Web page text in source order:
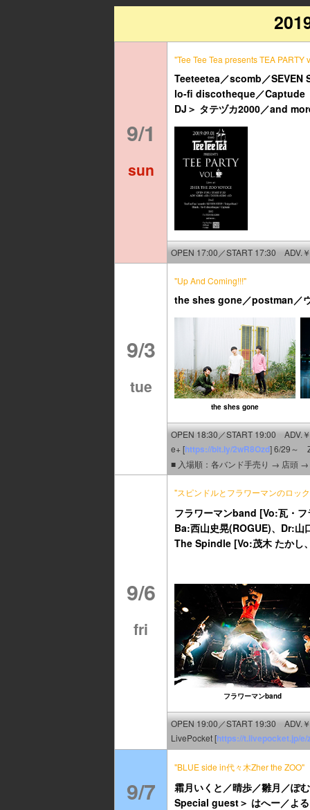
9/1
sun
"Tee Tee Tea presents TEA PARTY
Teeteetea／scomb／SEVEN
lo-fi discotheque／Captude
DJ＞ タテヅカ2000／and
OPEN 17:00／START 17:30 ADV.
9/3
tue
"Up And Coming!!!"
the shes gone／postman／
the shes gone
OPEN 18:30／START 19:00 ADV.
e+ [https://bit.ly/2wR8Ozd] 6/29～
■ 入場順：各バンド手売り → 店頭
9/6
fri
"スピンドルとフラワーマンのロッ
フラワーマンband [Vo:瓦・
Ba:西山史晃(ROGUE)、Dr:
The Spindle [Vo:茂木 たかし
フラワーマンband
OPEN 19:00／START 19:30 ADV.
LivePocket [https://t.livepocket.jp/e/
9/7
"BLUE side in代々木Zher the ZOO"
霜月いくと／晴歩／雛月／ぽ
Special guest＞ はへー／よ